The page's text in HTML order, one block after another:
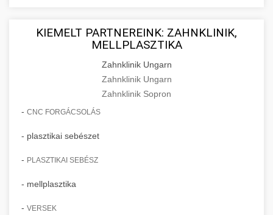
KIEMELT PARTNEREINK: ZAHNKLINIK,
MELLPLASZTIKA
Zahnklinik Ungarn
Zahnklinik Ungarn
Zahnklinik Sopron
- CNC FORGÁCSOLÁS
- plasztikai sebészet
- PLASZTIKAI SEBÉSZ
- mellplasztika
- VERSEK